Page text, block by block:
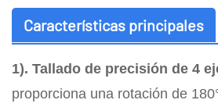
Características principales
1). Tallado de precisión de 4
proporciona una rotación de